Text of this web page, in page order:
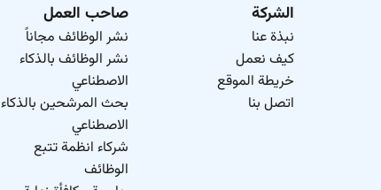
الشركة
نبذة عنا
كيف نعمل
خريطة الموقع
اتصل بنا
صاحب العمل
نشر الوظائف مجاناً
نشر الوظائف بالذكاء
الاصطناعي
بحث المرشحين بالذكاء
الاصطناعي
شركاء انظمة تتبع
الوظائف